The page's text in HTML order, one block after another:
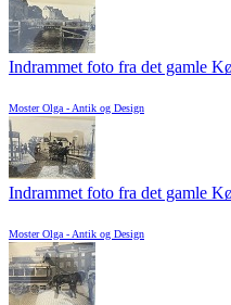
Indrammet foto fra det gamle
Moster Olga - Antik og Design
Indrammet foto fra det gamle
Moster Olga - Antik og Design